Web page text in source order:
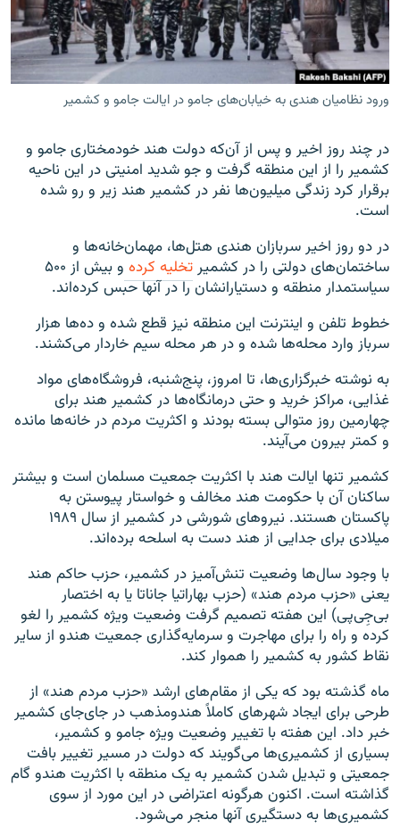
زبان‌های دیگر
ورود نظامیان هندی به خیابان‌های جامو در ایالت جامو و کشمیر
در چند روز اخیر و پس از آن‌که دولت هند خودمختاری جامو و
کشمیر را از این منطقه گرفت و جو شدید امنیتی در این ناحیه
برقرار کرد زندگی میلیون‌ها نفر در کشمیر هند زیر و رو شده
است.
در دو روز اخیر سربازان هندی هتل‌ها، مهمان‌خانه‌ها و
ساختمان‌های دولتی را در کشمیر تخلیه کرده
و بیش از ۵۰۰
سیاستمدار منطقه و دستیارانشان را در آنها حبس کرده‌اند.
خطوط تلفن و اینترنت این منطقه نیز قطع شده و ده‌ها هزار
سرباز وارد محله‌ها شده و در هر محله سیم خاردار می‌کشند.
به نوشته خبرگزاری‌ها، تا امروز، پنج‌شنبه، فروشگاه‌های مواد
غذایی، مراکز خرید و حتی درمانگاه‌ها در کشمیر هند برای
چهارمین روز متوالی بسته بودند و اکثریت مردم در خانه‌ها مانده
و کمتر بیرون می‌آیند.
کشمیر تنها ایالت هند با اکثریت جمعیت مسلمان است و بیشتر
ساکنان آن با حکومت هند مخالف و خواستار پیوستن به
پاکستان هستند. نیروهای شورشی در کشمیر از سال ۱۹۸۹
میلادی برای جدایی از هند دست به اسلحه برده‌اند.
با وجود سال‌ها وضعیت تنش‌آمیز در کشمیر، حزب حاکم هند
یعنی «حزب مردم هند» (حزب بهاراتیا جاناتا یا به اختصار
بی‌جِی‌پی) این هفته تصمیم گرفت وضعیت ویژه کشمیر را لغو
کرده و راه را برای مهاجرت و سرمایه‌گذاری جمعیت هندو از سایر
نقاط کشور به کشمیر را هموار کند.
ماه گذشته بود که یکی از مقام‌های ارشد «حزب مردم هند» از
طرحی برای ایجاد شهرهای کاملاً هندومذهب در جای‌جای کشمیر
خبر داد. این هفته با تغییر وضعیت ویژه جامو و کشمیر،
بسیاری از کشمیری‌ها می‌گویند که دولت در مسیر تغییر بافت
جمعیتی و تبدیل شدن کشمیر به یک منطقه با اکثریت هندو گام
گذاشته است. اکنون هرگونه اعتراضی در این مورد از سوی
کشمیری‌ها به دستگیری آنها منجر می‌شود.